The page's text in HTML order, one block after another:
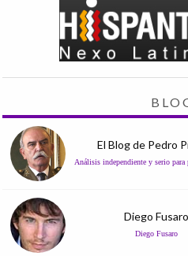
El Blog de Pedro
Análisis independiente y serio para
Diego Fusaro
Diego Fusaro